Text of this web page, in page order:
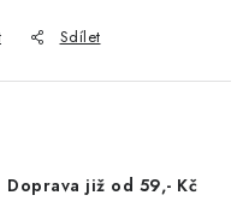
Sdílet
Doprava již od 59,- Kč